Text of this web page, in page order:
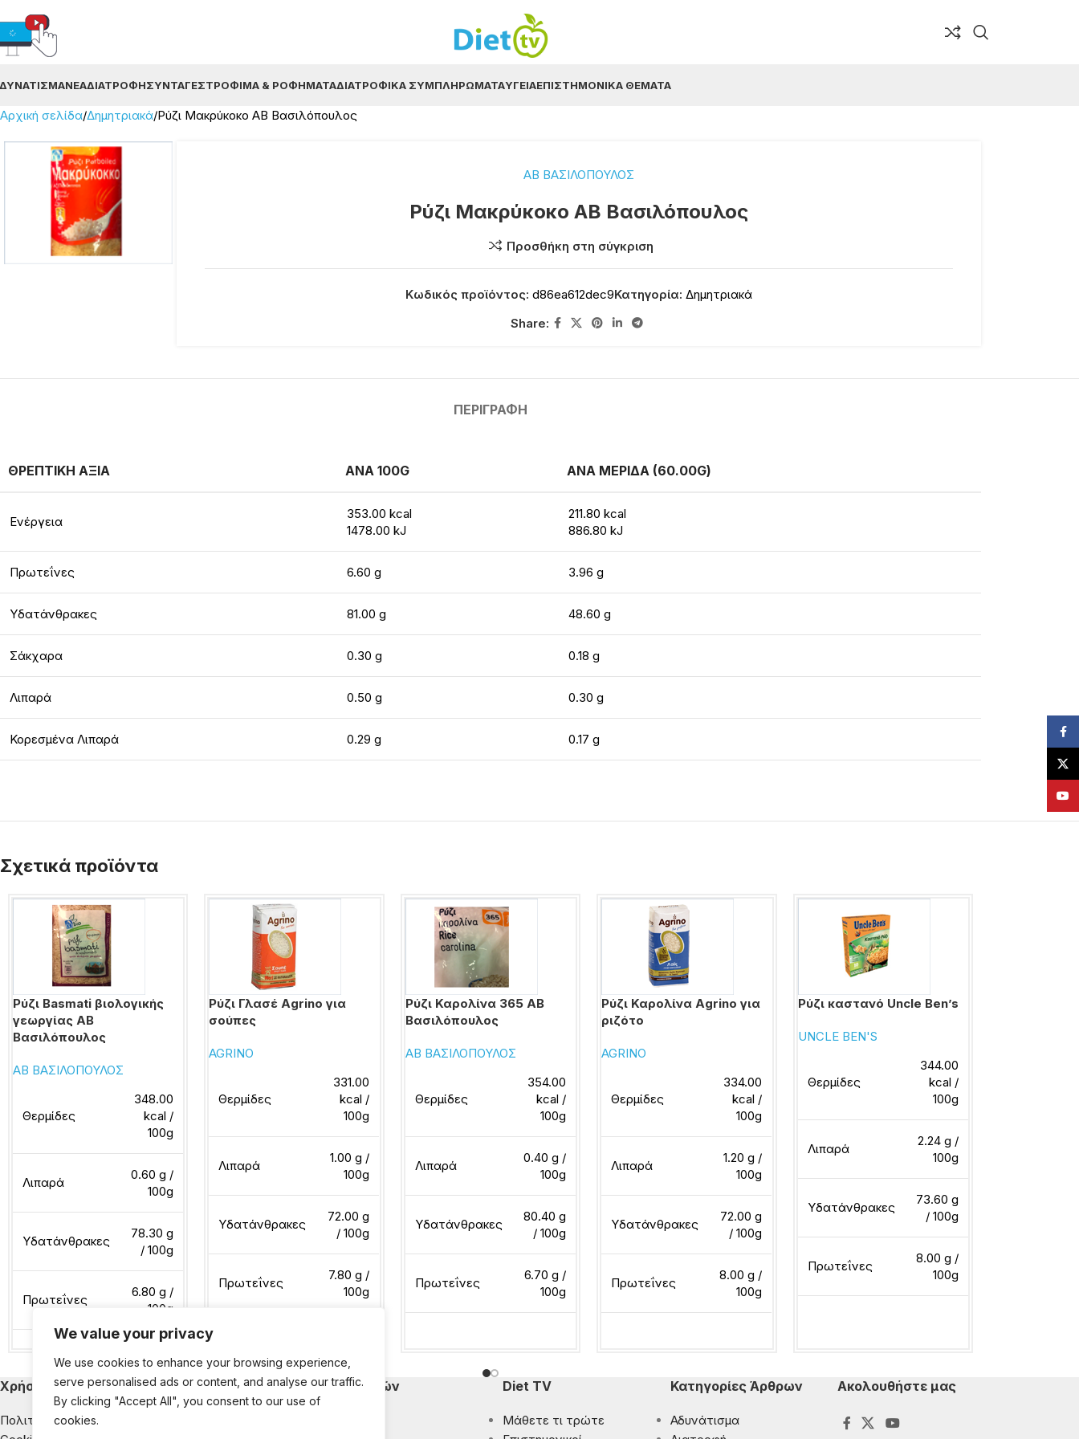
We value your privacy
We use cookies to enhance your browsing experience,
serve personalised ads or content, and analyse our traffic.
By clicking "Accept All", you consent to our use of
cookies.
ΝΈΑΔΙΑΤΡΟΦΉΣΥΝΤΑΓΈΣΤΡΌΦΙΜΑ & ΡΟΦΉΜΑΤΑΔΙΑΤΡΟΦΙΚΆ ΣΥΜΠΛΗΡΏΜΑΤΑΥΓΕΊΑΕΠΙΣΤΗΜΟΝΙΚΆ ΘΈΜΑΤΑ
Αρχική σελίδα Δημητριακά Ρύζι Μακρύκοκο ΑΒ Βασιλόπουλος
ΑΒ ΒΑΣΙΛΟΠΟΥΛΟΣ
Ρύζι Μακρύκοκο ΑΒ Βασιλόπουλος
Προσθήκη στη σύγκριση
Κωδικός προϊόντος:d86ea612dec9Κατηγορία: Δημητριακά
Share:
ΠΕΡΙΓΡΑΦΉ
ΘΡΕΠΤΙΚΗ ΑΞΙΑ ΑΝΑ 100G ΑΝΑ ΜΕΡΙΔΑ (60.00G)
Ενέργεια
353.00 kcal
1478.00 kJ
211.80 kcal
886.80 kJ
Πρωτεΐνες 6.60 g 3.96 g
Υδατάνθρακες 81.00 g 48.60 g
Σάκχαρα 0.30 g 0.18 g
Λιπαρά 0.50 g 0.30 g
Κορεσμένα Λιπαρά 0.29 g 0.17 g
Σχετικά προϊόντα
Ρύζι Basmati βιολογικής
γεωργίας ΑΒ
Βασιλόπουλος
ΑΒ ΒΑΣΙΛΟΠΟΥΛΟΣ
Θερμίδες
348.00
kcal /
100g
Λιπαρά
0.60 g /
100g
Υδατάνθρακες
78.30 g
/ 100g
Πρωτεΐνες
6.80 g /
100g
Ρύζι Γλασέ Agrino για
σούπες
AGRINO
Θερμίδες
331.00
kcal /
100g
Λιπαρά
1.00 g /
100g
Υδατάνθρακες
72.00 g
/ 100g
Πρωτεΐνες
7.80 g /
100g
Διαβάστε περισσότερα
Ρύζι Καρολίνα 365 ΑΒ
Βασιλόπουλος
ΑΒ ΒΑΣΙΛΟΠΟΥΛΟΣ
Θερμίδες
354.00
kcal /
100g
Λιπαρά
0.40 g /
100g
Υδατάνθρακες
80.40 g
/ 100g
Πρωτεΐνες
6.70 g /
100g
Ρύζι Καρολίνα Agrino για
ριζότο
AGRINO
Θερμίδες
334.00
kcal /
100g
Λιπαρά
1.20 g /
100g
Υδατάνθρακες
72.00 g
/ 100g
Πρωτεΐνες
8.00 g /
100g
Ρύζι καστανό Uncle Ben’s
UNCLE BEN'S
Θερμίδες
344.00
kcal /
100g
Λιπαρά
2.24 g /
100g
Υδατάνθρακες
73.60 g
/ 100g
Πρωτεΐνες
8.00 g /
100g
Χρήσιμα
Πολιτική Απορρήτου
Κατηγορίες Εκπομπών Diet TV
Μάθετε τι τρώτε
Κατηγορίες Άρθρων
Αδυνάτισμα
Ακολουθήστε μας